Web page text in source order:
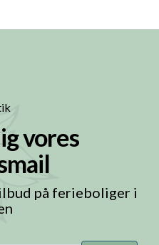
vores
på ferieboliger i